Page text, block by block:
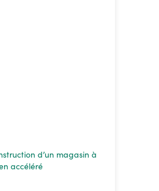
d’un magasin à
accéléré